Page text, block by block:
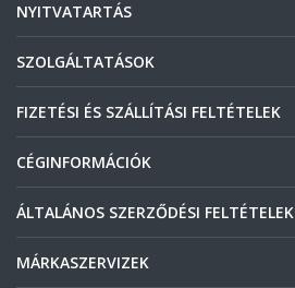
NYITVATARTÁS
SZOLGÁLTATÁSOK
FIZETÉSI ÉS SZÁLLÍTÁSI FELTÉTELEK
CÉGINFORMÁCIÓK
ÁLTALÁNOS SZERZŐDÉSI FELTÉTELEK
MÁRKASZERVIZEK